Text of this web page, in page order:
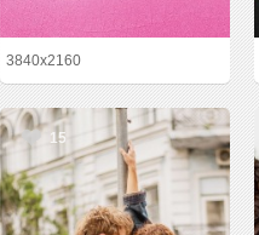
3840x2160
15